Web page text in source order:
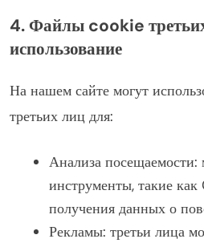
4. Файлы cookie
использование
На нашем сайте могут
третьих лиц для:
Анализа посещаемости:
инструменты, такие
получения данных о
Рекламы: третьи лица